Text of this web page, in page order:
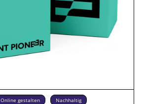
Online gestalten Nachhaltig